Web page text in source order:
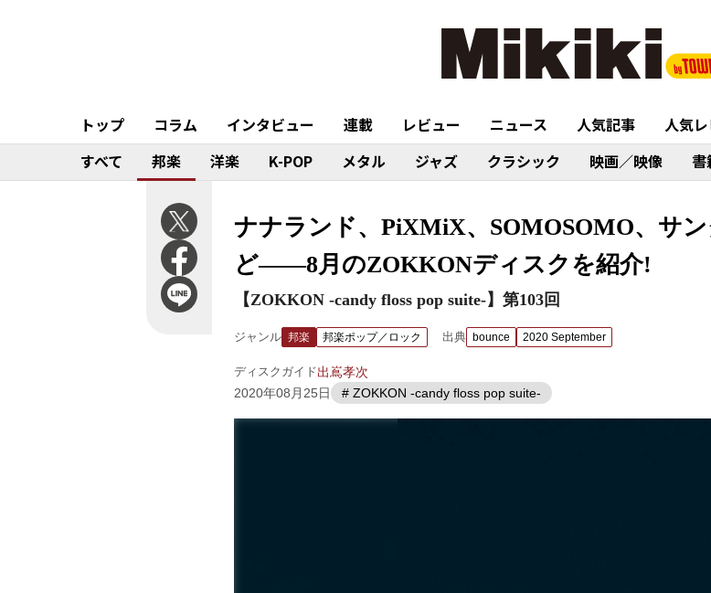
トップ コラム インタビュー 連載 レビュー ニュース 人気記事
人気
すべて
邦楽 洋楽 K-POP メタル ジャズ クラシック 映画／映像 書
ナナランド、PiXMiX、SOMOSOMO、サ
ど——8月のZOKKONディスクを紹介!
【ZOKKON -candy floss pop suite-】第103回
ジャンル 邦楽 邦楽ポップ／ロック 出典 bounce 2020 September
ディスクガイド出嶌孝次
2020年08月25日
# ZOKKON -candy floss pop suite-